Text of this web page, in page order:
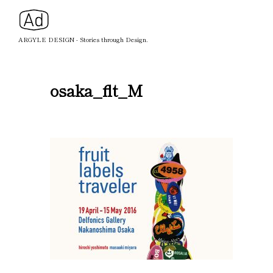
ARGYLE DESIGN - Stories through Design.
osaka_flt_M